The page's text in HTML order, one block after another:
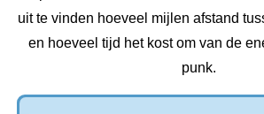
uit te vinden hoeveel mijlen afstand
en hoeveel tijd het kost om van de
punk.